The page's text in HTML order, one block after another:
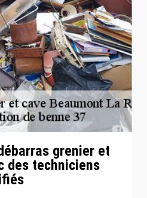
grenier et
des techniciens